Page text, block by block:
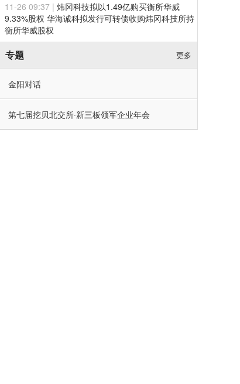
11-26 09:37 | 炜冈科技拟以1.49亿购买衡所华威
9.33%股权 华海诚科拟发行可转债收购炜冈科技所持
衡所华威股权
专题 更多
金阳对话
第七届挖贝北交所·新三板领军企业年会